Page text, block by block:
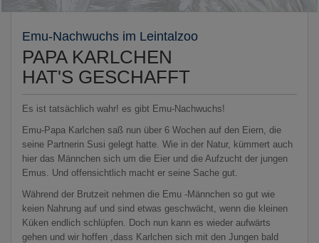
Emu-Nachwuchs im Leintalzoo
PAPA KARLCHEN
HAT'S GESCHAFFT
Es ist tatsächlich wahr! es gibt Emu-Nachwuchs!
Emu-Papa Karlchen saß nun über 6 Wochen auf den Eiern, die
seine Partnerin Susi gelegt hatte. Wie in der Natur, kümmert auch
hier das Männchen sich um die Eier und die Aufzucht der jungen
Emus. Und offensichtlich macht er seine Sache gut.
Während der Brutzeit nehmen die Emu -Männchen so gut wie
keien Nahrung auf und sind etwas geschwächt, wenn die kleinen
Küken endlich schlüpfen. Doch nun kann es wieder aufwärts
gehen und wir hoffen ,dass Karlchen sich mit den Jungen bald